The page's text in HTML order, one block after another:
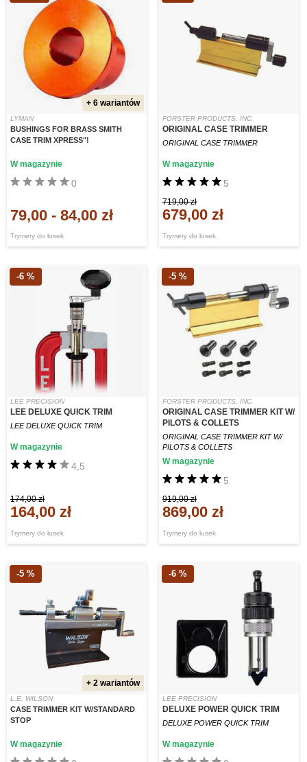
+ 6 wariantów
LYMAN
BUSHINGS FOR BRASS SMITH
CASE TRIM XPRESS"!
Trymery do łusek
0
W magazynie
79,00 - 84,00 zł
FORSTER PRODUCTS, INC.
ORIGINAL CASE TRIMMER
ORIGINAL CASE TRIMMER
Trymery do łusek
5
W magazynie
719,00 zł
679,00 zł
-6 %
LEE PRECISION
LEE DELUXE QUICK TRIM
LEE DELUXE QUICK TRIM
Trymery do łusek
4,5
W magazynie
174,00 zł
164,00 zł
-5 %
FORSTER PRODUCTS, INC.
ORIGINAL CASE TRIMMER KIT W/
PILOTS & COLLETS
ORIGINAL CASE TRIMMER KIT W/
PILOTS & COLLETS
Trymery do łusek
5
W magazynie
919,00 zł
869,00 zł
-5 %
+ 2 wariantów
L.E. WILSON
CASE TRIMMER KIT W/STANDARD
STOP
W magazynie
-6 %
LEE PRECISION
DELUXE POWER QUICK TRIM
DELUXE POWER QUICK TRIM
W magazynie